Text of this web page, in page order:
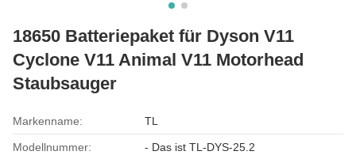
18650 Batteriepaket für Dyson V11
Cyclone V11 Animal V11 Motorhead
Staubsauger
Markenname: TL
Modellnummer: - Das ist TL-DYS-25.2